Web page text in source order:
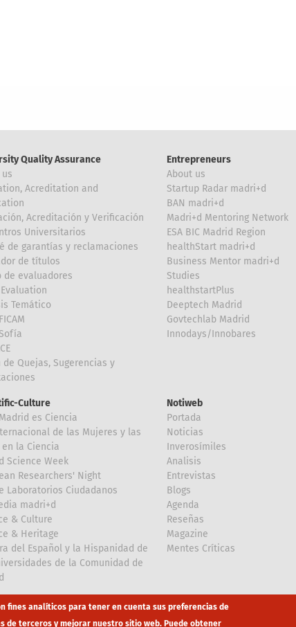
Quality Assurance
Acreditation and
Acreditación y Verificación
Universitarios
de garantías y reclamaciones
de títulos
de evaluadores
Evaluation
Temático
de Quejas, Sugerencias y
Entrepreneurs
About us
Startup Radar madri+d
BAN madri+d
Madri+d Mentoring Network
ESA BIC Madrid Region
healthStart madri+d
Business Mentor madri+d
Studies
healthstartPlus
Deeptech Madrid
Govtechlab Madrid
Innodays/Innobares
Culture
es Ciencia
de las Mujeres y las
la Ciencia
Science Week
Researchers' Night
Laboratorios Ciudadanos
madri+d
& Culture
& Heritage
del Español y la Hispanidad de
de la Comunidad de
Notiweb
Portada
Noticias
Inverosímiles
Analisis
Entrevistas
Blogs
Agenda
Reseñas
Magazine
Mentes Críticas
fines analíticos para tener en cuenta sus preferencias de
de terceros y mejorar nuestro sitio web. Puede obtener